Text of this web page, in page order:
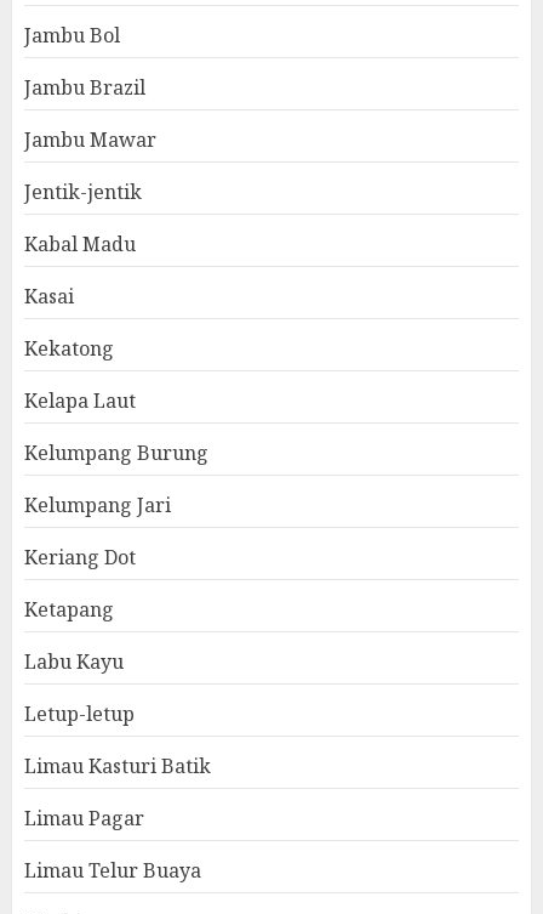
Jambu Bol
Jambu Brazil
Jambu Mawar
Jentik-jentik
Kabal Madu
Kasai
Kekatong
Kelapa Laut
Kelumpang Burung
Kelumpang Jari
Keriang Dot
Ketapang
Labu Kayu
Letup-letup
Limau Kasturi Batik
Limau Pagar
Limau Telur Buaya